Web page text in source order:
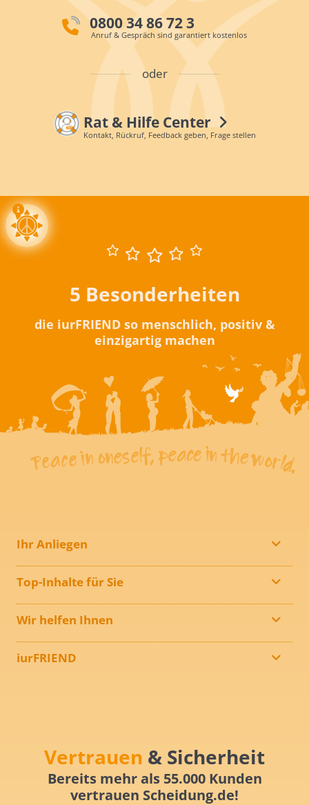
0800 34 86 72 3
Anruf & Gespräch sind garantiert kostenlos
oder
Rat & Hilfe Center
Kontakt, Rückruf, Feedback geben, Frage stellen
5 Besonderheiten
die iurFRIEND so menschlich, positiv &
einzigartig machen
Ihr Anliegen
Top-Inhalte für Sie
Wir helfen Ihnen
iurFRIEND
Vertrauen & Sicherheit
Bereits mehr als 55.000 Kunden
vertrauen Scheidung.de!